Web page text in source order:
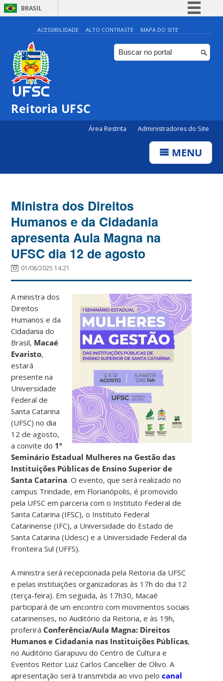
BRASIL
Simplifique!
Comunica BR
Participe
ACESSIBILIDADE ALTO CONTRASTE MAPA DO SITE
Reitoria UFSC
Área Restrita Administradores do Site
MENU
Ministra dos Direitos
Humanos e da Cidadania
apresenta Aula Magna na
UFSC dia 12 de agosto
01/08/2025 14:21
A ministra dos
Direitos
Humanos e da
Cidadania do
Brasil, Macaé
Evaristo,
estará
presente na
Universidade
Federal de
Santa Catarina
(UFSC) no dia
12 de agosto,
a convite do 1º
Seminário Estadual Mulheres na Gestão das
Instituições Públicas de Ensino Superior de
Santa Catarina. O evento, que será realizado no
campus Trindade, em Florianópolis, é promovido
pela UFSC em parceria com o Instituto Federal de
Santa Catarina (IFSC), o Instituto Federal
Catarinense (IFC), a Universidade do Estado de
Santa Catarina (Udesc) e a Universidade Federal da
Fronteira Sul (UFFS).
A ministra será recepcionada pela Reitoria da UFSC
e pelas instituições organizadoras às 17h do dia 12
(terça-feira). Em seguida, às 17h30, Macaé
participará de um encontro com movimentos sociais
catarinenses, no Auditório da Reitoria, e às 19h,
proferirá Conferência/Aula Magna: Direitos
Humanos e Cidadania nas Instituições Públicas,
no Auditório Garapuvu do Centro de Cultura e
Eventos Reitor Luiz Carlos Cancellier de Olivo. A
apresentação será transmitida ao vivo pelocanal